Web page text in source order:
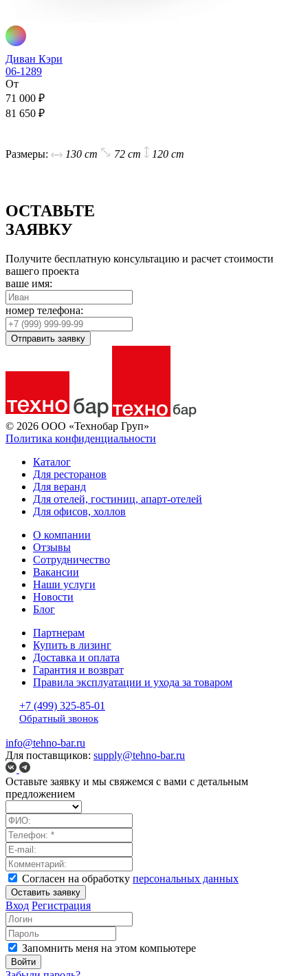
Диван Кэри
06-1289
От
71 000 ₽
81 650 ₽
Размеры:
130 cm 72 cm 120 cm
ОСТАВЬТЕ
ЗАЯВКУ
Получите бесплатную консультацию и расчет стоимости
вашего проекта
ваше имя:
номер телефона:
Отправить заявку
© 2026 ООО «Технобар Груп»
Политика конфиденциальности
Каталог
Для ресторанов
Для веранд
Для отелей, гостиниц, апарт-отелей
Для офисов, холлов
О компании
Отзывы
Сотрудничество
Вакансии
Наши услуги
Новости
Блог
Партнерам
Купить в лизинг
Доставка и оплата
Гарантия и возврат
Правила эксплуатации и ухода за товаром
+7 (499) 325-85-01
Обратный звонок
info@tehno-bar.ru
Для поставщиков: supply@tehno-bar.ru
Оставьте заявку и мы свяжемся с вами с детальным
предложением
Согласен на обработку персональных данных
Оставить заявку
Вход Регистрация
Запомнить меня на этом компьютере
Войти